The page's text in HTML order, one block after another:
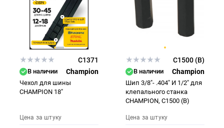
C1371
В наличии Champion
Чехол для шины
CHAMPION 18"
Цена за штуку
C1500 (B)
В наличии Champion
Шип 3/8"- .404" И 1/2" для
клепального станка
CHAMPION, C1500 (В)
Цена за штуку